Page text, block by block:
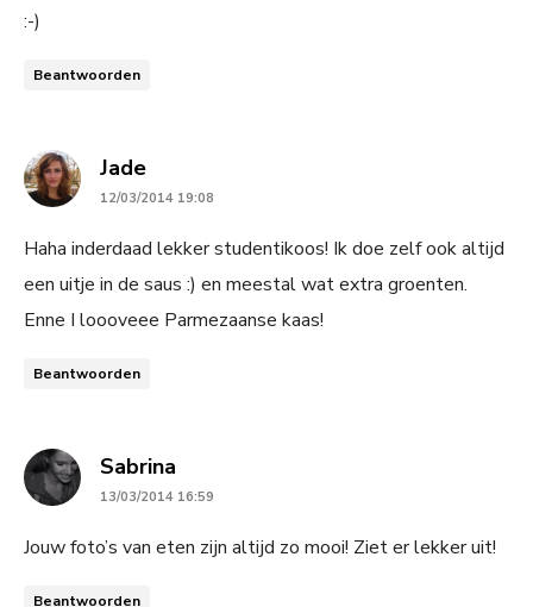
:-)
Beantwoorden
Jadesays:
12/03/2014 19:08
Haha inderdaad lekker studentikoos! Ik doe zelf ook altijd
een uitje in de saus :) en meestal wat extra groenten.
Enne I loooveee Parmezaanse kaas!
Beantwoorden
Sabrina
13/03/2014 16:59
Jouw foto’s van eten zijn altijd zo mooi! Ziet er lekker uit!
Beantwoorden